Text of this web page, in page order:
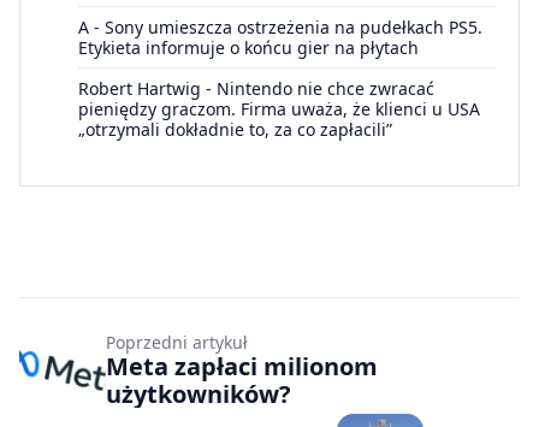
A - Sony umieszcza ostrzeżenia na pudełkach PS5.
Etykieta informuje o końcu gier na płytach
Robert Hartwig - Nintendo nie chce zwracać
pieniędzy graczom. Firma uważa, że klienci u USA
„otrzymali dokładnie to, za co zapłacili”
Poprzedni artykuł
Meta zapłaci milionom
użytkowników?